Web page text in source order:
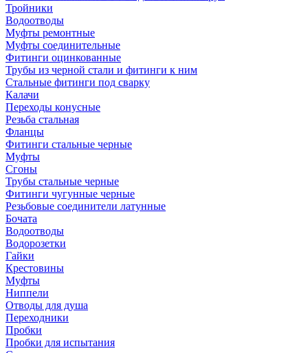
Тройники
Водоотводы
Муфты ремонтные
Муфты соединительные
Фитинги оцинкованные
Трубы из черной стали и фитинги к ним
Стальные фитинги под сварку
Калачи
Переходы конусные
Резьба стальная
Фланцы
Фитинги стальные черные
Муфты
Сгоны
Трубы стальные черные
Фитинги чугунные черные
Резьбовые соединители латунные
Бочата
Водоотводы
Водорозетки
Гайки
Крестовины
Муфты
Ниппели
Отводы для душа
Переходники
Пробки
Пробки для испытания